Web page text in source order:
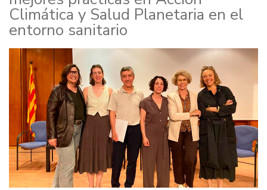
Climática y Salud Planetaria en el
entorno sanitario